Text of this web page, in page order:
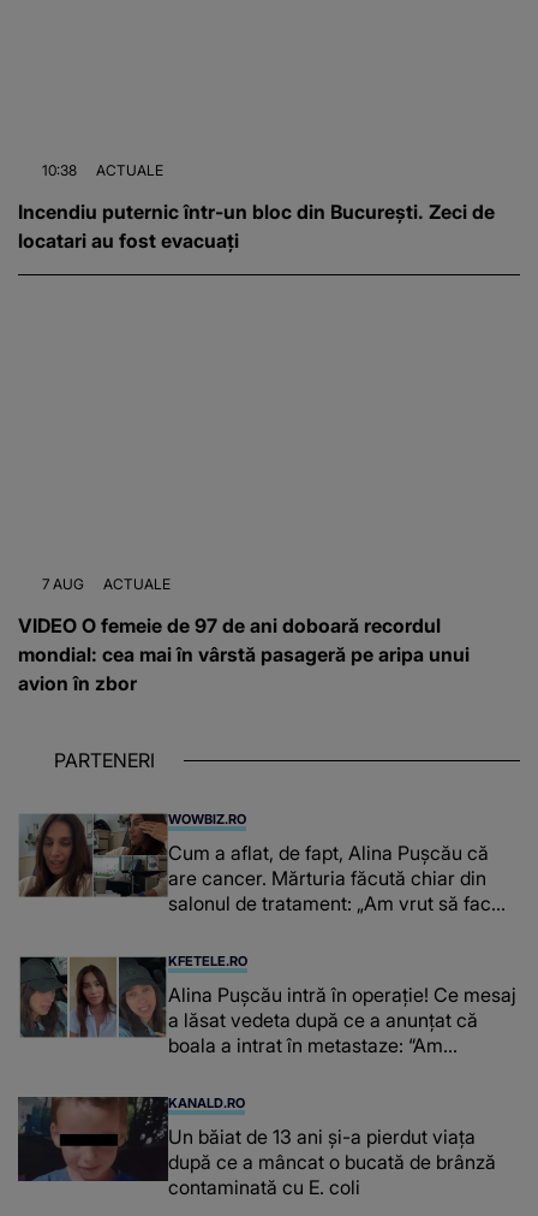
10:38 ACTUALE
Incendiu puternic într-un bloc din București. Zeci de
locatari au fost evacuați
7 AUG ACTUALE
VIDEO O femeie de 97 de ani doboară recordul
mondial: cea mai în vârstă pasageră pe aripa unui
avion în zbor
PARTENERI
WOWBIZ.RO
Cum a aflat, de fapt, Alina Pușcău că
are cancer. Mărturia făcută chiar din
salonul de tratament: „Am vrut să fac
înțepe sânul”
KFETELE.RO
Alina Pușcău intră în operație! Ce mesaj
a lăsat vedeta după ce a anunțat că
boala a intrat în metastaze: “Am
KANALD.RO
Un băiat de 13 ani și-a pierdut viața
după ce a mâncat o bucată de brânză
contaminată cu E. coli